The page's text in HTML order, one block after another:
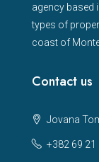
agency based
types of
coast of
Contact us
Jovana
+382 69 21